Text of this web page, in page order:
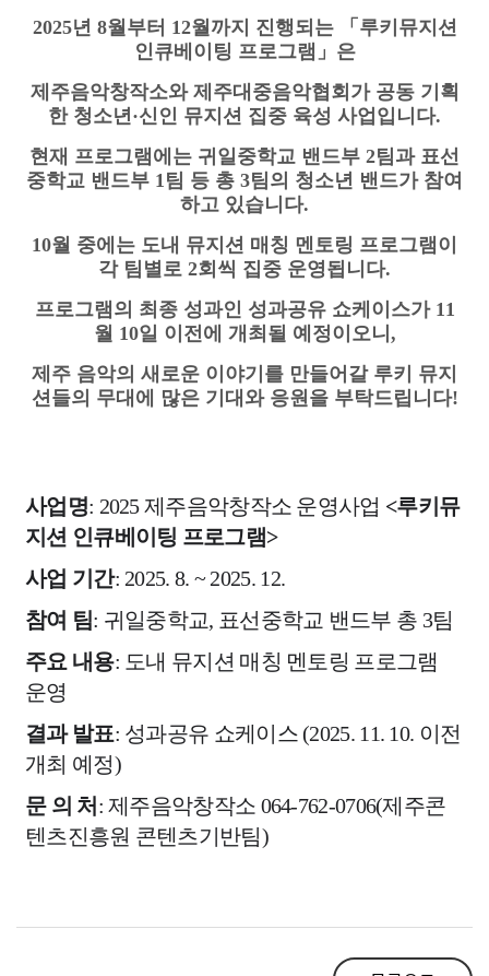
2025년 8월부터 12월까지 진행되는 「루키뮤지션
인큐베이팅 프로그램」은
제주음악창작소와 제주대중음악협회가 공동 기획
한 청소년·신인 뮤지션 집중 육성 사업입니다.
현재 프로그램에는 귀일중학교 밴드부 2팀과 표선
중학교 밴드부 1팀 등 총 3팀의 청소년 밴드가 참여
하고 있습니다.
10월 중에는 도내 뮤지션 매칭 멘토링 프로그램이
각 팀별로 2회씩 집중 운영됩니다.
프로그램의 최종 성과인 성과공유 쇼케이스가 11
월 10일 이전에 개최될 예정이오니,
제주 음악의 새로운 이야기를 만들어갈 루키 뮤지
션들의 무대에 많은 기대와 응원을 부탁드립니다!
사업명: 2025 제주음악창작소 운영사업 <루키뮤
지션 인큐베이팅 프로그램>
사업 기간: 2025. 8. ~ 2025. 12.
참여 팀: 귀일중학교, 표선중학교 밴드부 총 3팀
주요 내용: 도내 뮤지션 매칭 멘토링 프로그램
운영
결과 발표: 성과공유 쇼케이스 (2025. 11. 10. 이전
개최 예정)
문 의 처 : 제주음악창작소 064-762-0706(제주콘
텐츠진흥원 콘텐츠기반팀)